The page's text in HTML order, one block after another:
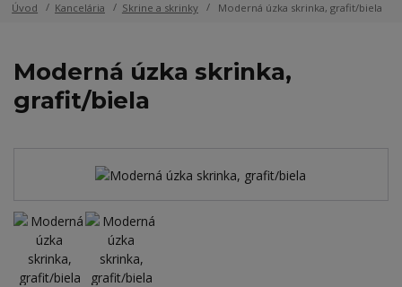
Úvod Kancelária Skrine a skrinky Moderná úzka skrinka, grafit/biela
Moderná úzka skrinka,
grafit/biela